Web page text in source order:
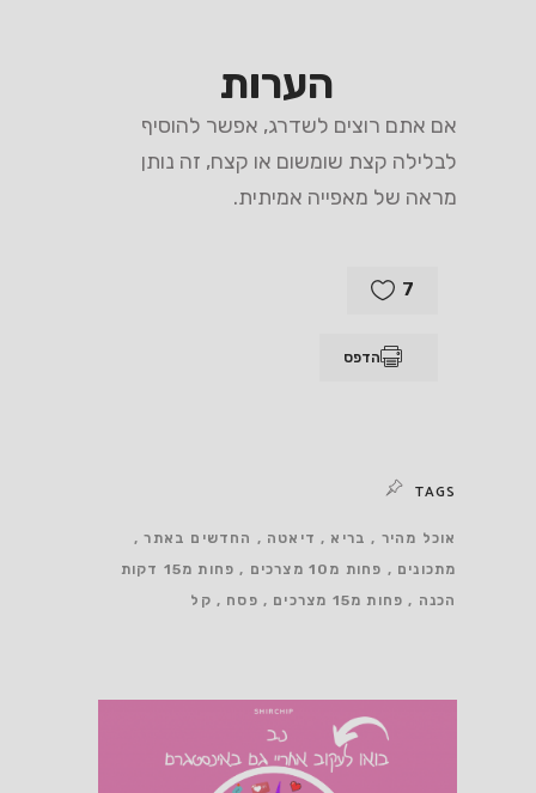
הערות
אם אתם רוצים לשדרג, אפשר להוסיף
לבלילה קצת שומשום או קצח, זה נותן
מראה של מאפייה אמיתית.
7
הדפס
TAGS
אוכל מהיר בריא דיאטה
החדשים באתר
מתכונים
פחות מ10 מצרכים
פחות מ15 דקות
הכנה
פחות מ15 מצרכים פסח קל